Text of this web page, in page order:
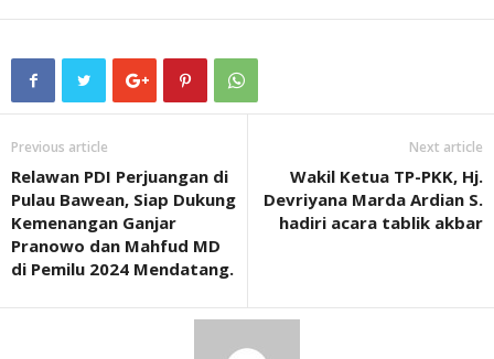
Previous article
Relawan PDI Perjuangan di
Pulau Bawean, Siap Dukung
Kemenangan Ganjar
Pranowo dan Mahfud MD
di Pemilu 2024 Mendatang.
Next article
Wakil Ketua TP-PKK, Hj.
Devriyana Marda Ardian S.
hadiri acara tablik akbar